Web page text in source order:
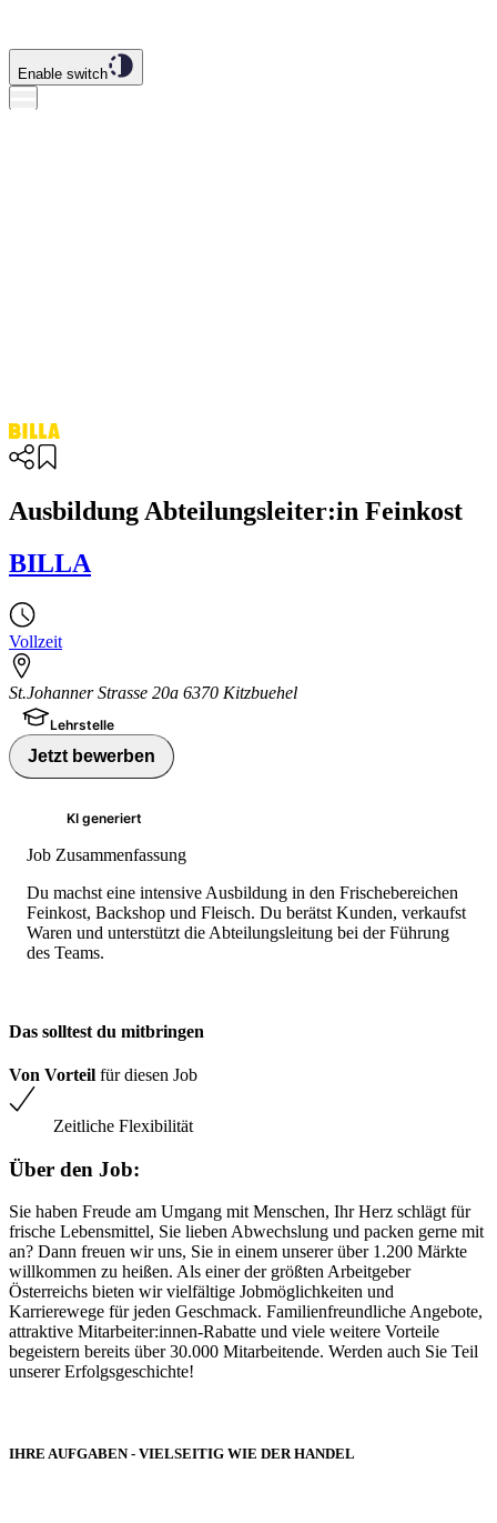
Enable switch
Ausbildung Abteilungsleiter:in Feinkost
BILLA
Vollzeit
St.Johanner Strasse 20a 6370 Kitzbuehel
Lehrstelle
Jetzt bewerben
KI generiert
Job Zusammenfassung
Du machst eine intensive Ausbildung in den Frischebereichen
Feinkost, Backshop und Fleisch. Du berätst Kunden, verkaufst
Waren und unterstützt die Abteilungsleitung bei der Führung
des Teams.
Das solltest du mitbringen
Von Vorteil für diesen Job
Zeitliche Flexibilität
Über den Job:
Sie haben Freude am Umgang mit Menschen, Ihr Herz schlägt für
frische Lebensmittel, Sie lieben Abwechslung und packen gerne mit
an? Dann freuen wir uns, Sie in einem unserer über 1.200 Märkte
willkommen zu heißen. Als einer der größten Arbeitgeber
Österreichs bieten wir vielfältige Jobmöglichkeiten und
Karrierewege für jeden Geschmack. Familienfreundliche Angebote,
attraktive Mitarbeiter:innen-Rabatte und viele weitere Vorteile
begeistern bereits über 30.000 Mitarbeitende. Werden auch Sie Teil
unserer Erfolgsgeschichte!
IHRE AUFGABEN - VIELSEITIG WIE DER HANDEL